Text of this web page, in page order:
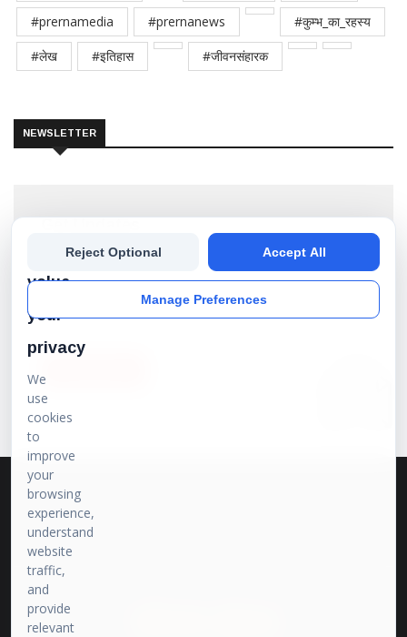
#prernamedia
#prernanews
#कुम्भ_का_रहस्य
#लेख
#इतिहास #जीवनसंहारक
NEWSLETTER
Subscribe our newsletter to get the best stories into
your inbox!
value
your
privacy
We
use
cookies
to
improve
your
browsing
experience,
understand
website
traffic,
and
provide
relevant
Manage Preferences
Reject Optional Accept All